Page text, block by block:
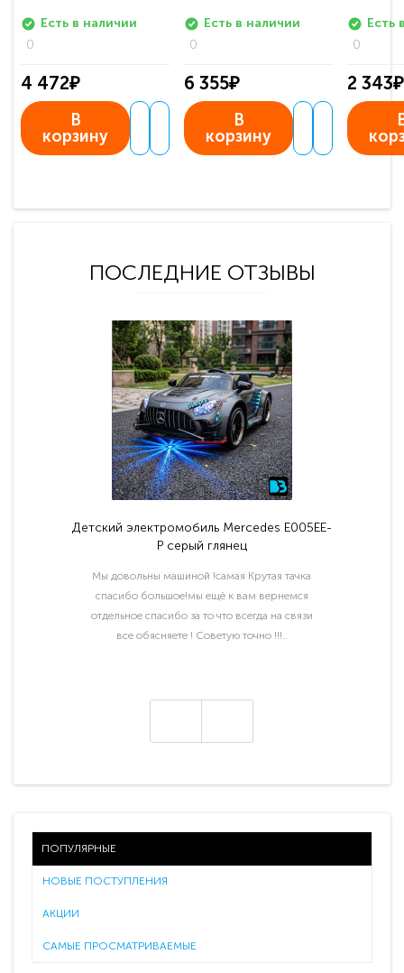
Есть в наличии
0
4 472₽
В
корзину
Есть в наличии
0
6 355₽
В
корзину
Есть
0
2 343₽
ПОСЛЕДНИЕ ОТЗЫВЫ
Детский электромобиль Mercedes E005EE-
P серый глянец
Мы довольны машиной !самая Крутая тачка
спасибо большое!мы ещё к вам вернемся
отдельное спасибо за то что всегда на связи
все обясняете ! Советую точно !!!..
ПОПУЛЯРНЫЕ
НОВЫЕ ПОСТУПЛЕНИЯ
АКЦИИ
САМЫЕ ПРОСМАТРИВАЕМЫЕ